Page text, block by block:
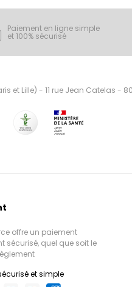
Paiement en ligne simple
et 100% sécurisé
et Lille) - 11 rue Jean Catelas -
offre un paiement
sécurisé, quel que soit le
et simple